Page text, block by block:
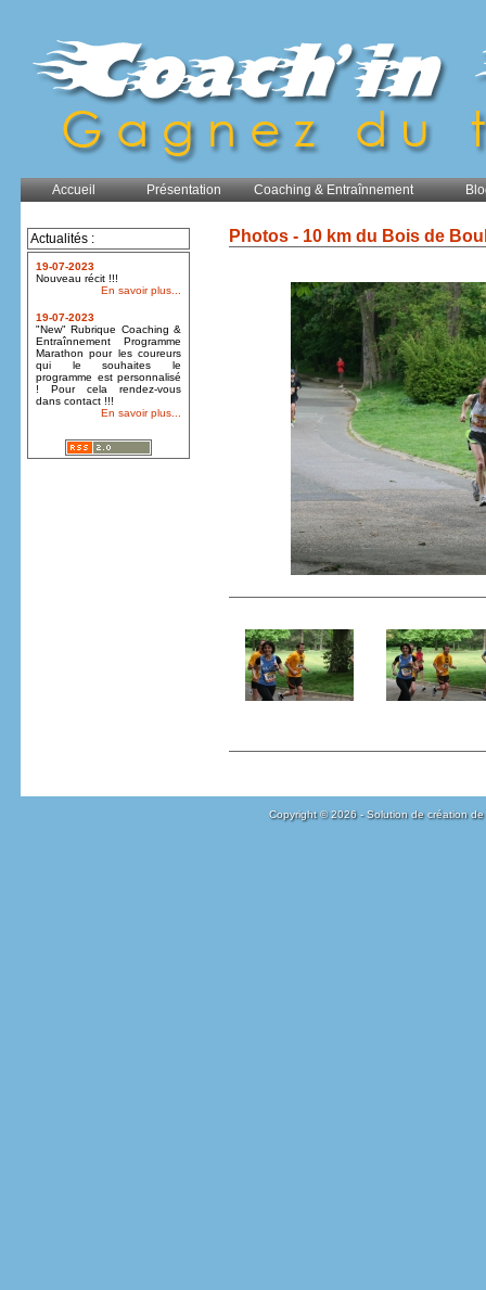
Accueil Présentation Coaching & Entraînnement
Actualités :
19-07-2023
Nouveau récit !!!
En savoir plus...
19-07-2023
"New" Rubrique Coaching &
Entraînnement Programme
Marathon pour les coureurs
qui le souhaites le
programme est personnalisé
! Pour cela rendez-vous
dans contact !!!
En savoir plus...
Photos - 10 km du Bois de
Copyright © 2026 - Solution de création